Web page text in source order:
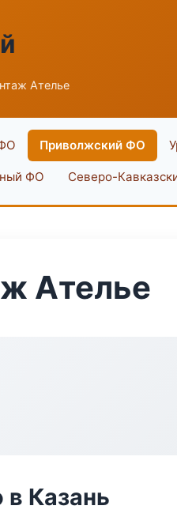
Ателье
Приволжский ФО
ФО Северо-
Ателье
Казань